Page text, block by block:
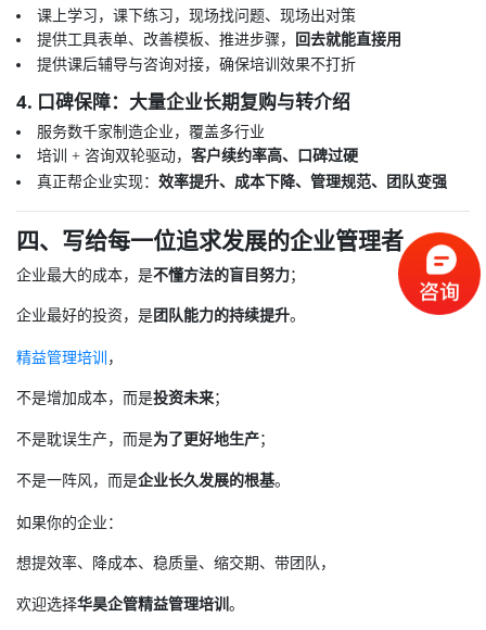
课上学习，课下练习，现场找问题、现场出对策
提供工具表单、改善模板、推进步骤，
回去就能直接用
提供课后辅导与咨询对接，确保培训效果不打折
4. 口碑保障：大量企业长期复购与转介绍
服务数千家制造企业，覆盖多行业
培训 + 咨询双轮驱动， 客户续约率高、口碑过硬
真正帮企业实现： 效率提升、成本下降、管理规范、团队变强
四、写给每一位追求发展的企业管理者
企业最大的成本，是不懂方法的盲目努力；
企业最好的投资，是 团队能力的持续提升。
精益管理培训，
不是增加成本，而是投资未来；
不是耽误生产，而是为了更好地生产；
不是一阵风，而是企业长久发展的根基。
如果你的企业：
想提效率、降成本、稳质量、缩交期、带团队，
欢迎选择华昊企管精益管理培训 。